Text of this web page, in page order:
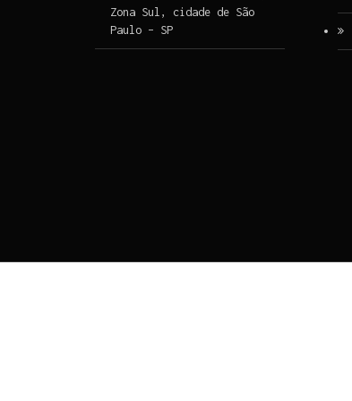
Zona Sul, cidade de São
Paulo – SP